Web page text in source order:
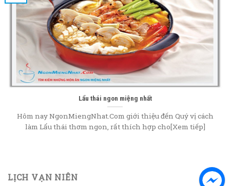
Lẩu thái ngon miệng nhất
Hôm nay NgonMiengNhat.Com giới thiệu đến Quý vị cách
làm Lẩu thái thơm ngon, rất thích hợp cho[Xem tiếp]
LỊCH VẠN NIÊN